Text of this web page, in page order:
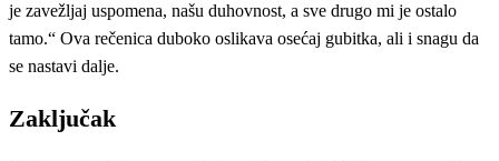
je zavežljaj uspomena, našu duhovnost, a sve drugo mi je ostalo
tamo.“ Ova rečenica duboko oslikava osećaj gubitka, ali i snagu da
se nastavi dalje.
Zaključak